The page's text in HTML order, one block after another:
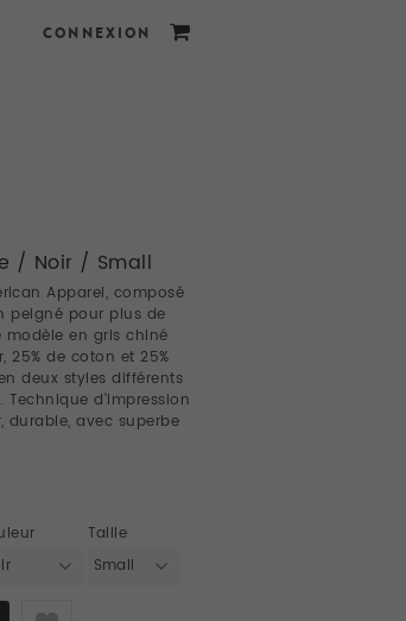
CONNEXION
/ Noir / Small
Apparel, composé
peigné pour plus de
en gris chiné
25% de coton et 25%
deux styles différents
Technique d'impression
durable, avec superbe
Taille
Small
Like